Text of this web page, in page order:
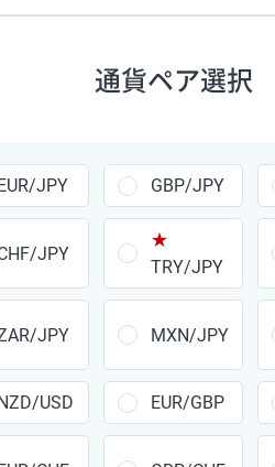
ポイント
170円
106円
28円
38円
34円
通貨ペア選択
EUR/JPY GBP/JPY
JPY
★
TRY/JPY
JPY MXN/JPY
NZD/USD EUR/GBP